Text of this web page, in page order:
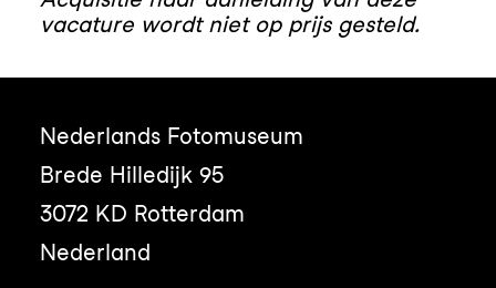
vacature wordt niet op prijs gesteld.
Nederlands Fotomuseum
Brede Hilledijk 95
3072 KD Rotterdam
Nederland